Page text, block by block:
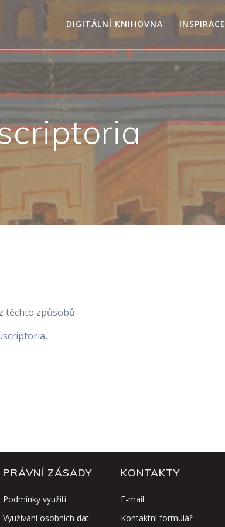
DIGITÁLNÍ KNIHOVNA INSPIRACE
těchto způsobů:
PRÁVNÍ ZÁSADY
Podmínky využití
Využívání osobních dat
KONTAKTY
E-mail
Kontaktní formulář